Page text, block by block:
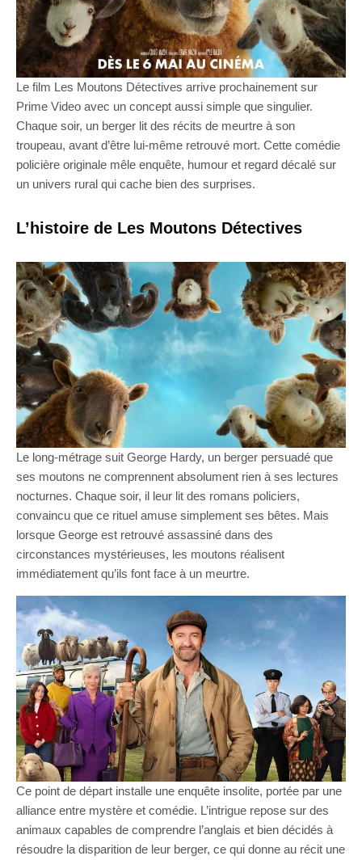
Le film Les Moutons Détectives arrive prochainement sur
Prime Video avec un concept aussi simple que singulier.
Chaque soir, un berger lit des récits de meurtre à son
troupeau, avant d’être lui-même retrouvé mort. Cette comédie
policière originale mêle enquête, humour et regard décalé sur
un univers rural qui cache bien des surprises.
L’histoire de Les Moutons Détectives
Le long-métrage suit George Hardy, un berger persuadé que
ses moutons ne comprennent absolument rien à ses lectures
nocturnes. Chaque soir, il leur lit des romans policiers,
convaincu que ce rituel amuse simplement ses bêtes. Mais
lorsque George est retrouvé assassiné dans des
circonstances mystérieuses, les moutons réalisent
immédiatement qu’ils font face à un meurtre.
Ce point de départ installe une enquête insolite, portée par une
alliance entre mystère et comédie. L’intrigue repose sur des
animaux capables de comprendre l’anglais et bien décidés à
résoudre la disparition de leur berger, ce qui donne au récit une